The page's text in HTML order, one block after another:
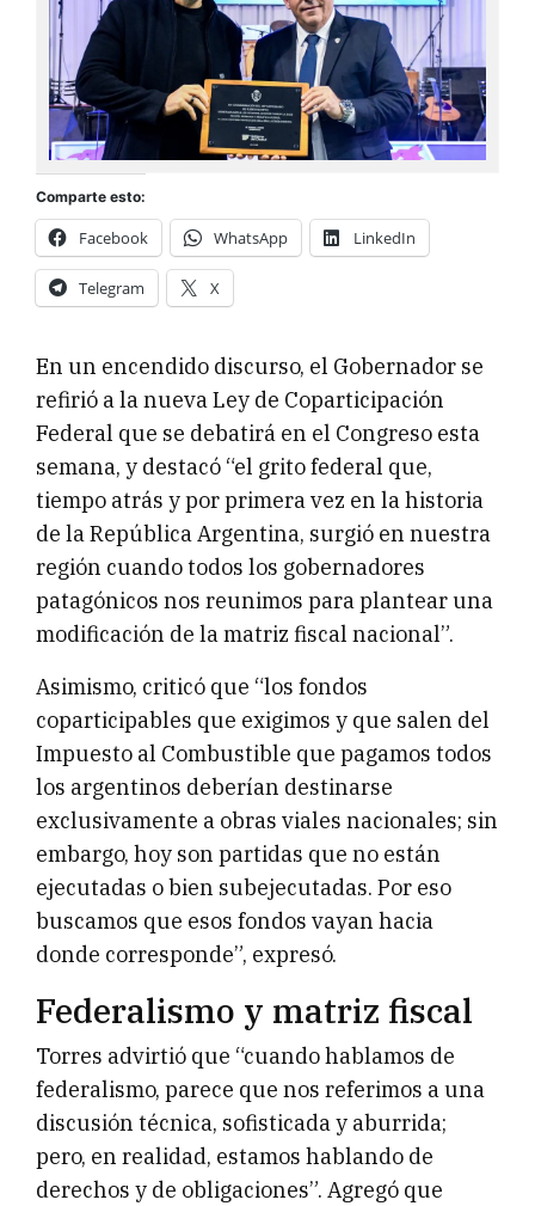
Comparte esto:
Facebook WhatsApp LinkedIn
Telegram X
En un encendido discurso, el Gobernador se
refirió a la nueva Ley de Coparticipación
Federal que se debatirá en el Congreso esta
semana, y destacó “el grito federal que,
tiempo atrás y por primera vez en la historia
de la República Argentina, surgió en nuestra
región cuando todos los gobernadores
patagónicos nos reunimos para plantear una
modificación de la matriz fiscal nacional”.
Asimismo, criticó que “los fondos
coparticipables que exigimos y que salen del
Impuesto al Combustible que pagamos todos
los argentinos deberían destinarse
exclusivamente a obras viales nacionales; sin
embargo, hoy son partidas que no están
ejecutadas o bien subejecutadas. Por eso
buscamos que esos fondos vayan hacia
donde corresponde”, expresó.
Federalismo y matriz fiscal
Torres advirtió que “cuando hablamos de
federalismo, parece que nos referimos a una
discusión técnica, sofisticada y aburrida;
pero, en realidad, estamos hablando de
derechos y de obligaciones”. Agregó que